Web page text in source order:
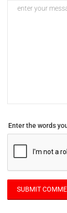
Enter the words